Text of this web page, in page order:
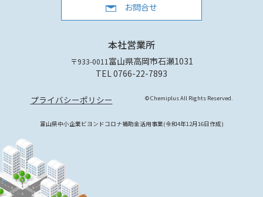
お問合せ
本社営業所
〒933-0011 富山県高岡市石瀬1031
TEL 0766-22-7893
プライバシーポリシー © Chemiplus All Rights Reserved.
富山県中小企業ビヨンドコロナ補助金活用事業(令和4年12月16日作成)